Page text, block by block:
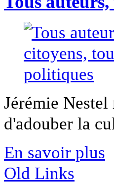
Jérémie
d'adouber la
En savoir plus
Old Links